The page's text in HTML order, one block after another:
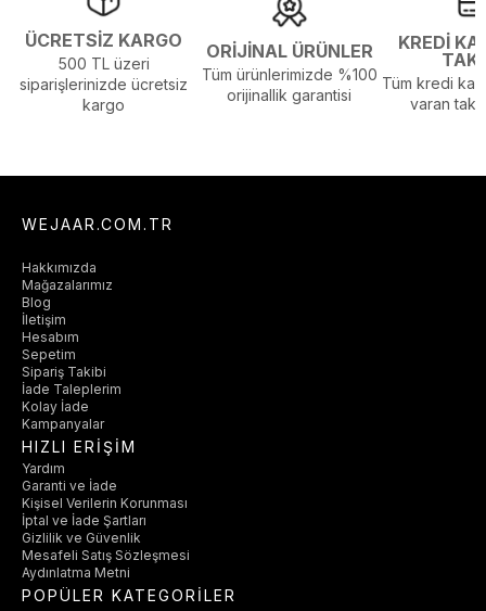
ÜCRETSİZ KARGO
500 TL üzeri
siparişlerinizde ücretsiz
kargo
ORİJİNAL ÜRÜNLER
Tüm ürünlerimizde %100
orijinallik garantisi
KREDİ
Tüm kredi
varan
WEJAAR.COM.TR
Hakkımızda
Mağazalarımız
Blog
İletişim
Hesabım
Sepetim
Sipariş Takibi
İade Taleplerim
Kolay İade
Kampanyalar
HIZLI ERİŞİM
Yardım
Garanti ve İade
Kişisel Verilerin Korunması
İptal ve İade Şartları
Gizlilik ve Güvenlik
Mesafeli Satış Sözleşmesi
Aydınlatma Metni
POPÜLER KATEGORİLER